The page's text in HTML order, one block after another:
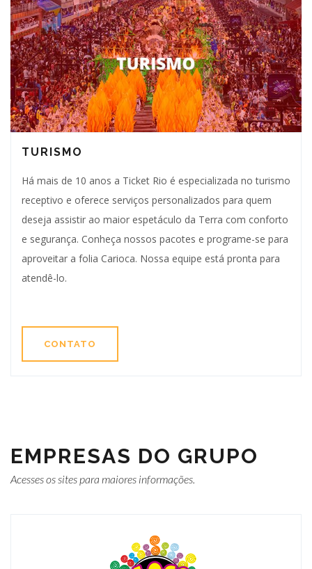
TURISMO
Há mais de 10 anos a Ticket Rio é especializada no turismo
receptivo e oferece serviços personalizados para quem
deseja assistir ao maior espetáculo da Terra com conforto
e segurança. Conheça nossos pacotes e programe-se para
aproveitar a folia Carioca. Nossa equipe está pronta para
atendê-lo.
CONTATO
EMPRESAS DO GRUPO
Acesses os sites para maiores informações.